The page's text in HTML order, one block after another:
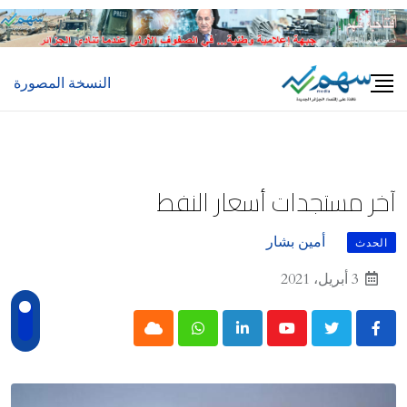
Skip
to
النسخة المصورة
آخر مستجدات أسعار النفط
الحدث
أمين بشار
3 أبريل، 2021
Youtube
LinkedIn
Whatsapp
Cloud